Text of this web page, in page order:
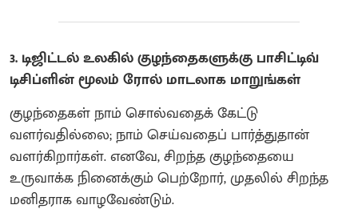
3. டிஜிட்டல் உலகில் குழந்தைகளுக்கு பாசிட்டிவ்
டிசிப்ளின் மூலம் ரோல் மாடலாக மாறுங்கள்
குழந்தைகள் நாம் சொல்வதைக் கேட்டு
வளர்வதில்லை; நாம் செய்வதைப் பார்த்துதான்
வளர்கிறார்கள். எனவே, சிறந்த குழந்தையை
உருவாக்க நினைக்கும் பெற்றோர், முதலில் சிறந்த
மனிதராக வாழவேண்டும்.